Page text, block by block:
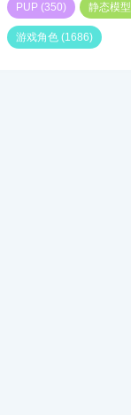
PUP (350) 静态模型
游戏角色 (1686)